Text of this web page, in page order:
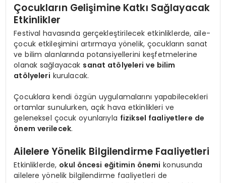
Çocukların Gelişimine Katkı Sağlayacak
Etkinlikler
Festival havasında gerçekleştirilecek etkinliklerde, aile-
çocuk etkileşimini artırmaya yönelik, çocukların sanat
ve bilim alanlarında potansiyellerini keşfetmelerine
olanak sağlayacak sanat atölyeleri ve bilim
atölyeleri kurulacak.
Çocuklara kendi özgün uygulamalarını yapabilecekleri
ortamlar sunulurken, açık hava etkinlikleri ve
geleneksel çocuk oyunlarıyla fiziksel faaliyetlere de
önem verilecek.
Ailelere Yönelik Bilgilendirme Faaliyetleri
Etkinliklerde, okul öncesi eğitimin önemi konusunda
ailelere yönelik bilgilendirme faaliyetleri de